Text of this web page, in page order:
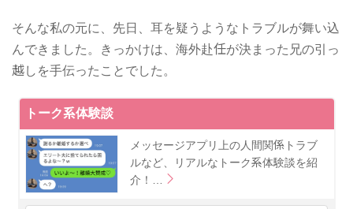
そんな私の元に、先日、耳を疑うようなトラブルが舞い込
んできました。きっかけは、海外赴任が決まった兄の引っ
越しを手伝ったことでした。
トーク系体験談
メッセージアプリ上の人間関係トラブ
ルなど、リアルなトーク系体験談を紹
介！…